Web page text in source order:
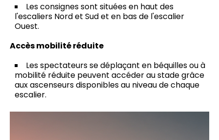
Les consignes sont situées en haut des
l'escaliers Nord et Sud et en bas de l'escalier
Ouest.
Accès mobilité réduite
Les spectateurs se déplaçant en béquilles ou à
mobilité réduite peuvent accéder au stade grâce
aux ascenseurs disponibles au niveau de chaque
escalier.